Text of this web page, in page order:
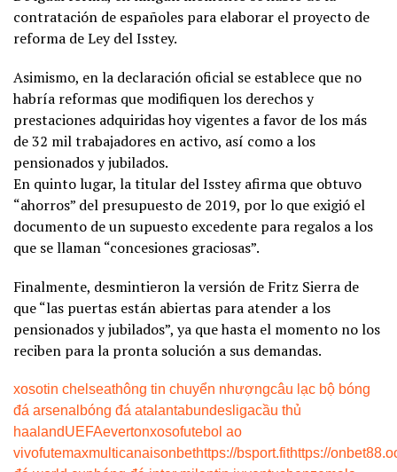
contratación de españoles para elaborar el proyecto de
reforma de Ley del Isstey.
Asimismo, en la declaración oficial se establece que no
habría reformas que modifiquen los derechos y
prestaciones adquiridas hoy vigentes a favor de los más
de 32 mil trabajadores en activo, así como a los
pensionados y jubilados.
En quinto lugar, la titular del Isstey afirma que obtuvo
“ahorros” del presupuesto de 2019, por lo que exigió el
documento de un supuesto excedente para regalos a los
que se llaman “concesiones graciosas”.
Finalmente, desmintieron la versión de Fritz Sierra de
que “las puertas están abiertas para atender a los
pensionados y jubilados”, ya que hasta el momento no los
reciben para la pronta solución a sus demandas.
xosotin chelseathông tin chuyển nhượngcâu lạc bộ bóng
đá arsenal bóng đá atalantabundesligacầu thủ
haalandUEFAevertonxosofutebol ao
vivofutemaxmulticanaisonbethttps://bsport.fithttps://